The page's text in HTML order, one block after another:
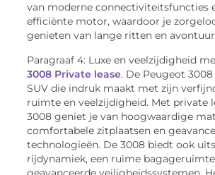
van moderne connectiviteitsfuncties
efficiënte motor, waardoor je
genieten van lange ritten en
Paragraaf 4: Luxe en veelzijdigheid
3008 Private lease. De Peugeot 3008
SUV die indruk maakt met zijn
ruimte en veelzijdigheid. Met private
3008 geniet je van hoogwaardige
comfortabele zitplaatsen en
technologieën. De 3008 biedt ook
rijdynamiek, een ruime
geavanceerde veiligheidssystemen.